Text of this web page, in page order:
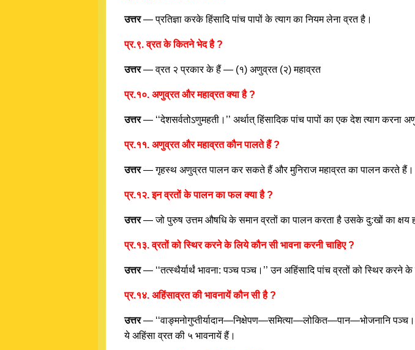
उत्तर— प्रतिज्ञा करके हिंसादि पांच पापों के त्याग का नियम लेना व्रत है।
प्र.९. व्रत के कितने भेद है ?
उत्तर— व्रत २ प्रकार के हैं — (१) अणुव्रत (२) महाव्रत
प्र.१०. अणुव्रत और महाव्रत क्या है ?
उत्तर— ‘‘देशसर्वतोऽणुमहती।’’ अर्थात् हिंसादिक पांच पापों का एक देश त्याग करना
प्र.११. अणुव्रत और महाव्रत कौन पालते हैं ?
उत्तर— गृहस्थ अणुव्रत पालन कर सकते हैं और मुनिराज महाव्रत का पालन करते हैं।
प्र.१२. इन व्रतों के पालन का फल क्या है ?
उत्तर— जो पुरुष उत्तम औषधि के समान व्रतों का पालन करता है उसके दु:खों का क्षय
प्र.१३. व्रतों को स्थिर करने के लिये कौन सी भावना करनी चाहिए ?
उत्तर— ‘‘तत्स्थैर्यार्थं भावना: पञ्च पञ्च।’’ उन अहिंसादि पांच व्रतों को स्थिर
प्र.१४. अहिंसाव्रत की भावनायें कौन सी है ?
उत्तर— ‘‘वाङ्मनोगुप्तीर्यादान—निक्षेपण—समित्या—लोकित—पान—भोजनानि
ये अहिंसा व्रत की ५ भावनायें हैं।